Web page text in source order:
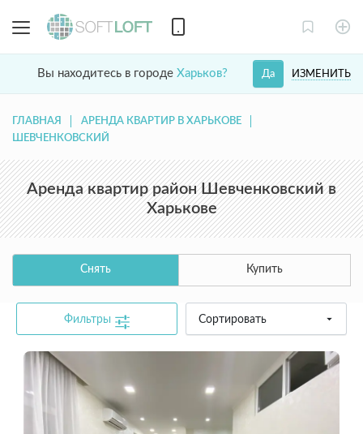
Вы находитесь в городе Харьков? ИЗМЕНИТЬ
Да
ГЛАВНАЯ
АРЕНДА КВАРТИР В ХАРЬКОВЕ
ШЕВЧЕНКОВСКИЙ
Аренда квартир район Шевченковский в
Харькове
Снять Купить
Фильтры Сортировать